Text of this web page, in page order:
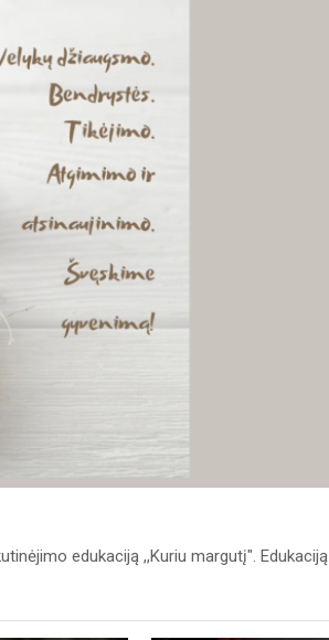
edukaciją ,,Kuriu margutį". Edukaciją